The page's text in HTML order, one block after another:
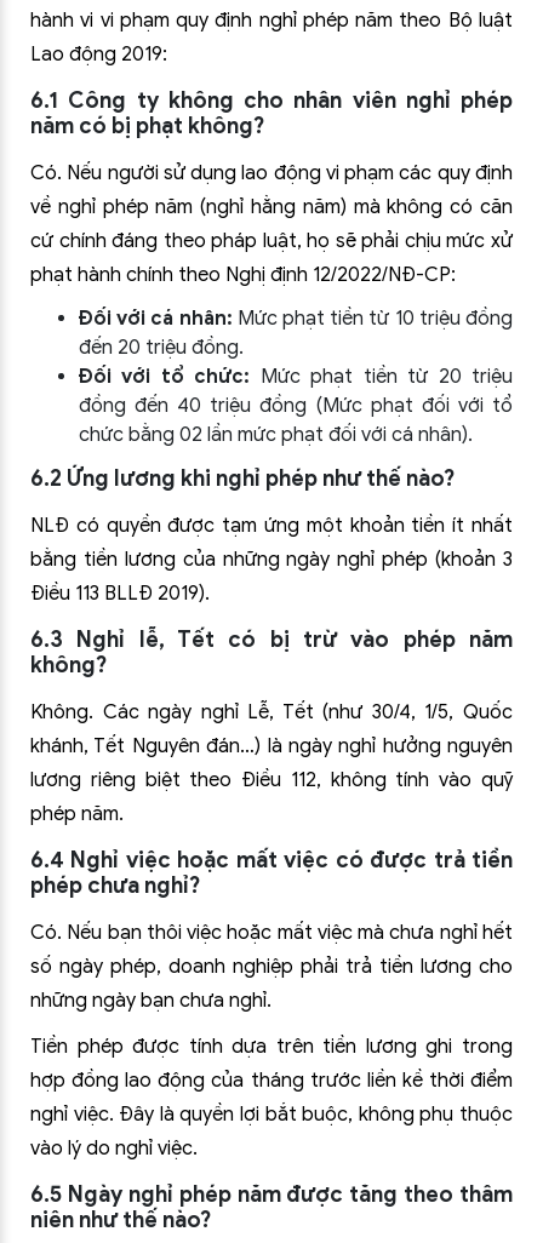
hành vi vi phạm quy định nghỉ phép năm theo Bộ luật
Lao động 2019:
6.1 Công ty không cho nhân viên nghỉ phép
năm có bị phạt không?
Có. Nếu người sử dụng lao động vi phạm các quy định
về nghỉ phép năm (nghỉ hằng năm) mà không có căn
cứ chính đáng theo pháp luật, họ sẽ phải chịu mức xử
phạt hành chính theo Nghị định 12/2022/NĐ-CP:
Đối với cá nhân: Mức phạt tiền từ 10 triệu đồng
đến 20 triệu đồng.
Đối với tổ chức: Mức phạt tiền từ 20 triệu
đồng đến 40 triệu đồng (Mức phạt đối với tổ
chức bằng 02 lần mức phạt đối với cá nhân).
6.2 Ứng lương khi nghỉ phép như thế nào?
NLĐ có quyền được tạm ứng một khoản tiền ít nhất
bằng tiền lương của những ngày nghỉ phép (khoản 3
Điều 113 BLLĐ 2019).
6.3 Nghỉ lễ, Tết có bị trừ vào phép năm
không?
Không. Các ngày nghỉ Lễ, Tết (như 30/4, 1/5, Quốc
khánh, Tết Nguyên đán…) là ngày nghỉ hưởng nguyên
lương riêng biệt theo Điều 112, không tính vào quỹ
phép năm.
6.4 Nghỉ việc hoặc mất việc có được trả tiền
phép chưa nghỉ?
Có. Nếu bạn thôi việc hoặc mất việc mà chưa nghỉ hết
số ngày phép, doanh nghiệp phải trả tiền lương cho
những ngày bạn chưa nghỉ.
Tiền phép được tính dựa trên tiền lương ghi trong
hợp đồng lao động của tháng trước liền kề thời điểm
nghỉ việc. Đây là quyền lợi bắt buộc, không phụ thuộc
vào lý do nghỉ việc.
6.5 Ngày nghỉ phép năm được tăng theo thâm
niên như thế nào?